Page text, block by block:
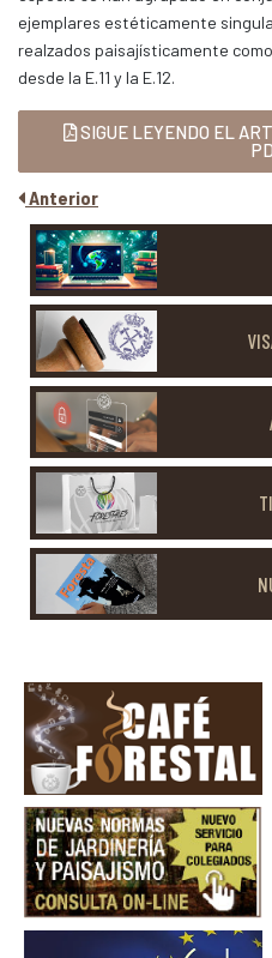
ejemplares estéticamente
realzados paisajísticamente
desde la E.11 y la E.12.
SIGUE LEYENDO EL
Anterior